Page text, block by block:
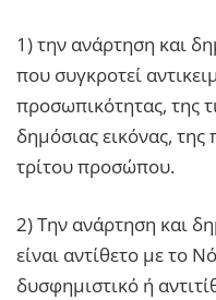
1) την ανάρτηση και
που συγκροτεί
προσωπικότητας, της
δημόσιας εικόνας,
τρίτου προσώπου.
2) Την ανάρτηση και
είναι αντίθετο με το
δυσφημιστικό ή